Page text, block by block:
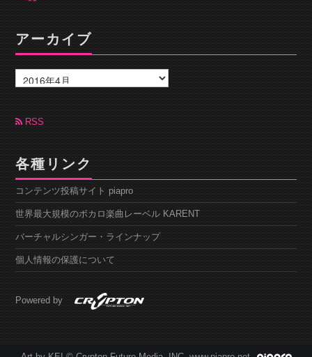
アーカイブ
ー
カ
ブRSS
各種リンク
コンテンツ投稿サイト piapro
世界最大規模のボカロ楽曲レーベル KARENT
バーチャルシンガー・ラインナップ
個人情報の保護について
Powered by